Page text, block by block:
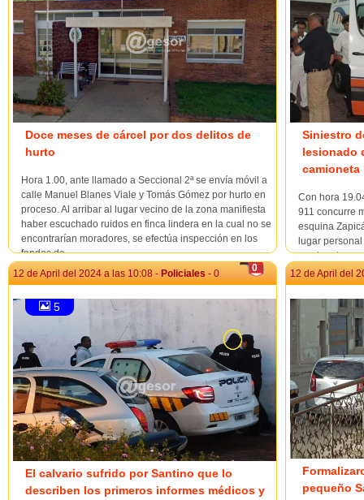
Doce meses de cárcel por dos delitos de
hurto
Hora 1.00, ante llamado a Seccional 2ª se envía móvil a
calle Manuel Blanes Viale y Tomás Gómez por hurto en
proceso. Al arribar al lugar vecino de la zona manifiesta
haber escuchado ruidos en finca lindera en la cual no se
encontrarían moradores, se efectúa inspección en los
fondos de...
Siniestro
lesionado
camioneta
Con hora
911 concurre
esquina
lugar
camioneta y
instancia al
0
12 de April del 2024 a las 10:08 - Policiales - 0
5
El calvario sufrido por Santino que lo
describen los primeros informes médicos y
12 de April del
pequeño